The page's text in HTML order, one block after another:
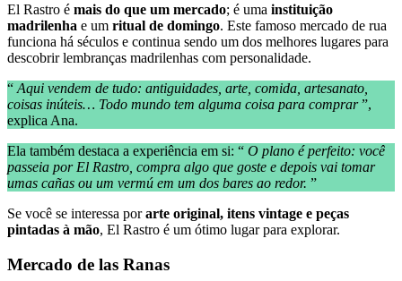
El Rastro é mais do que um mercado; é uma instituição
madrilenha e um ritual de domingo. Este famoso mercado de rua
funciona há séculos e continua sendo um dos melhores lugares para
descobrir lembranças madrilenhas com personalidade.
“ Aqui vendem de tudo: antiguidades, arte, comida, artesanato,
coisas inúteis… Todo mundo tem alguma coisa para comprar”,
explica Ana.
Ela também destaca a experiência em si: “ O plano é perfeito: você
passeia por El Rastro, compra algo que goste e depois vai tomar
umas cañas ou um vermú em um dos bares ao redor. ”
Se você se interessa porarte original, itens vintage e peças
pintadas à mão, El Rastro é um ótimo lugar para explorar.
Mercado de las Ranas